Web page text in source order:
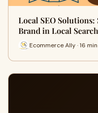
Local SEO Solutions:
Brand in Local
Ecommerce Ally · 16 min